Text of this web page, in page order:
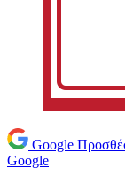
Google
Google